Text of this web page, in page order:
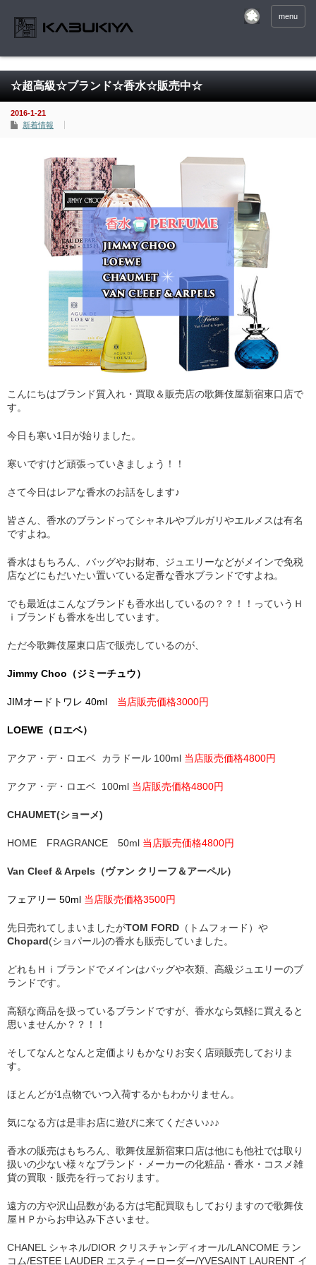
menu
☆超高級☆ブランド☆香水☆販売中☆
2016-1-21
新着情報
こんにちはブランド質入れ・買取＆販売店の歌舞伎屋新宿東口店で
す。
今日も寒い1日が始りました。
寒いですけど頑張っていきましょう！！
さて今日はレアな香水のお話をします♪
皆さん、香水のブランドってシャネルやブルガリやエルメスは有名
ですよね。
香水はもちろん、バッグやお財布、ジュエリーなどがメインで免税
店などにもだいたい置いている定番な香水ブランドですよね。
でも最近はこんなブランドも香水出しているの？？！！っていうＨ
ｉブランドも香水を出しています。
ただ今歌舞伎屋東口店で販売しているのが、
Jimmy Choo（ジミーチュウ）
JIMオードトワレ 40ml 当店販売価格3000円
LOEWE（ロエベ）
アクア・デ・ロエベ カラドール 100ml 当店販売価格4800円
アクア・デ・ロエベ 100ml 当店販売価格4800円
CHAUMET(ショーメ)
HOME FRAGRANCE 50ml 当店販売価格4800円
Van Cleef & Arpels（ヴァン クリーフ＆アーペル）
フェアリー 50ml 当店販売価格3500円
先日売れてしまいましたがTOM FORD （トムフォード）や
Chopard(ショパール)の香水も販売していました。
どれもＨｉブランドでメインはバッグや衣類、高級ジュエリーのブ
ランドです。
高額な商品を扱っているブランドですが、香水なら気軽に買えると
思いませんか？？！！
そしてなんとなんと定価よりもかなりお安く店頭販売しておりま
す。
ほとんどが1点物でいつ入荷するかもわかりません。
気になる方は是非お店に遊びに来てください♪♪♪
香水の販売はもちろん、歌舞伎屋新宿東口店は他にも他社では取り
扱いの少ない様々なブランド・メーカーの化粧品・香水・コスメ雑
貨の買取・販売を行っております。
遠方の方や沢山品数がある方は宅配買取もしておりますので歌舞伎
屋ＨＰからお申込み下さいませ。
CHANEL シャネル/DIOR クリスチャンディオール/LANCOME ラン
コム/ESTEE LAUDER エスティーローダー/YVESAINT LAURENT イ